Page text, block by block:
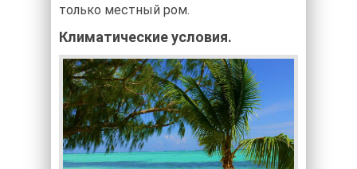
только местный ром.
Климатические условия.